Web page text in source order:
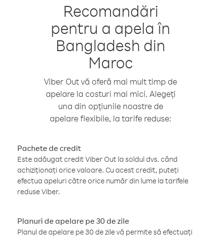
Recomandări
pentru a apela în
Bangladesh din
Maroc
Viber Out vă oferă mai mult timp de
apelare la costuri mai mici. Alegeți
una din opțiunile noastre de
apelare flexibile, la tarife reduse:
Pachete de credit
Este adăugat credit Viber Out la soldul dvs. când
achiziționați orice valoare. Cu acest credit, puteți
efectua apeluri către orice număr din lume la tarifele
reduse Viber.
Planuri de apelare pe 30 de zile
Planul de apelare pe 30 de zile vă permite să efectuați